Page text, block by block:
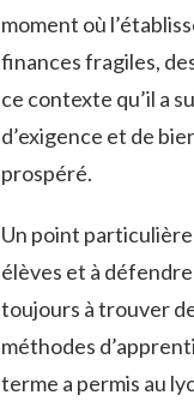
moment où
finances fragiles,
ce contexte qu’il a
d’exigence et de
prospéré.
Un point
élèves et à
toujours à trouver
méthodes
terme a permis au